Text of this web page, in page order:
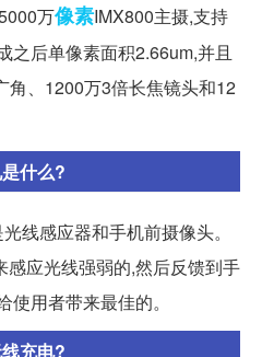
万像素IMX800主摄,支持
之后单像素面积2.66um,并且
角、1200万3倍长焦镜头和12
什么?
线感应器和手机前摄像头。
应光线强弱的,然后反馈到手
用者带来最佳的。
充电?